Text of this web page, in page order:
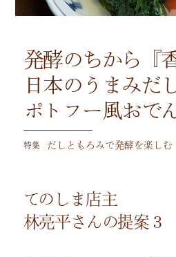
特集 だしともろみで発酵を楽しむ
発酵のちから『
日本のうまみだ
ポトフー風おで
てのしま店主
林亮平さんの提案３